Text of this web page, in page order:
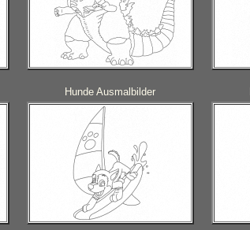
Hunde Ausmalbilder